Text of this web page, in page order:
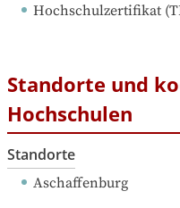
Hochschulzertifikat (
Standorte und
Hochschulen
Standorte
Aschaffenburg